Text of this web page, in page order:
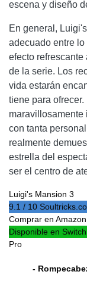
escena y diseño
En general,
adecuado entre
efecto
de la serie. Los
vida estarán
tiene para
maravillosamente
con tanta
realmente
estrella del
ser el centro de
Luigi's Mansion 3
9.1 / 10
Comprar en
Disponible en Switch
Pro
-